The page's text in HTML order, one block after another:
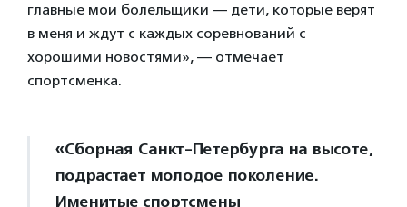
главные мои болельщики — дети, которые верят
в меня и ждут с каждых соревнований с
хорошими новостями», — отмечает
спортсменка.
«Сборная Санкт-Петербурга на высоте,
подрастает молодое поколение.
Именитые спортсмены